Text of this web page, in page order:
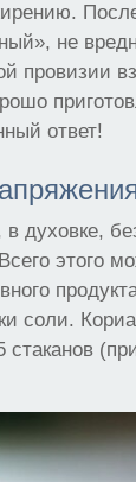
не
провизии
ответ!
в духовке,
этого
соли.
стаканов